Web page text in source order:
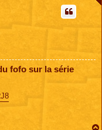
fofo sur la série